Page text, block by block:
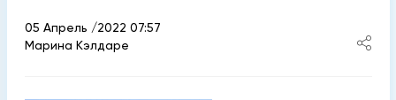
05 Апрель /2022 07:57
Марина Кэлдаре